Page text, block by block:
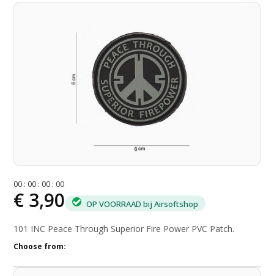
00 :00 :00 :00
€ 3,90 OP VOORRAAD bij Airsoftshop
101 INC Peace Through Superior Fire Power PVC Patch.
Choose from: